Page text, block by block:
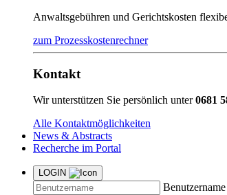
Anwaltsgebühren und Gerichtskosten
zum Prozesskostenrechner
Kontakt
Wir unterstützen Sie persönlich unter0681
Alle Kontaktmöglichkeiten
News & Abstracts
Recherche im Portal
LOGIN
Benutzername